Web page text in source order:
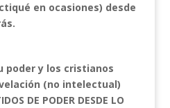
en ocasiones) desde
poder y los cristianos
(no intelectual)
DE PODER DESDE LO